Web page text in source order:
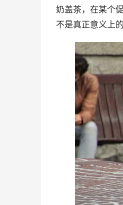
奶盖茶，在某个
不是真正意义上的